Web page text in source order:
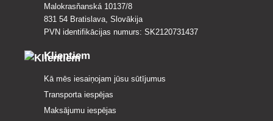
Malokrasňanská 10137/8
831 54 Bratislava, Slovākija
PVN identifikācijas numurs: SK2120731437
Klientiem
Kā mēs iesaiņojam jūsu sūtījumus
Transporta iespējas
Maksājumu iespējas